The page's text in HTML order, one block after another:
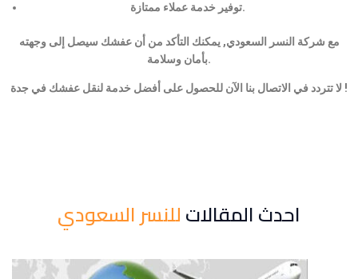
توفير خدمة عملاء ممتازة.
مع شركة النسر السعودي, يمكنك التأكد من أن عفشك سيصل إلى وجهته
بأمان وسلامة.
لا تتردد في الاتصال بنا الآن للحصول على أفضل خدمة لنقل عفشك في جدة !
احدث المقالاتللنسر السعودي